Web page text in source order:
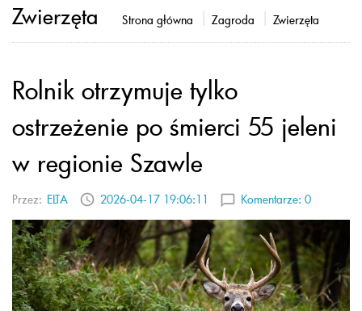
Zwierzęta Strona główna Zagroda Zwierzęta
Rolnik otrzymuje tylko
ostrzeżenie po śmierci 55 jeleni
w regionie Szawle
Przez: ELTA 2026-04-17 19:06:11 Komentarze: 0